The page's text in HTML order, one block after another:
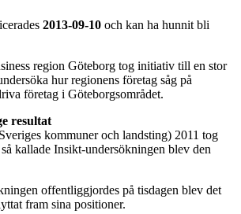
2013-09-10 och kan ha hunnit bli
region Göteborg tog initiativ till en stor
hur regionens företag såg på
företag i Göteborgsområdet.
resultat
kommuner och landsting) 2011 tog
kallade Insikt-undersökningen blev den
offentliggjordes på tisdagen blev det
fram sina positioner.